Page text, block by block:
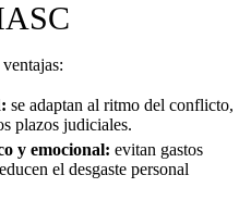
se adaptan al ritmo del conflicto,
plazos judiciales.
y emocional: evitan gastos
el desgaste personal